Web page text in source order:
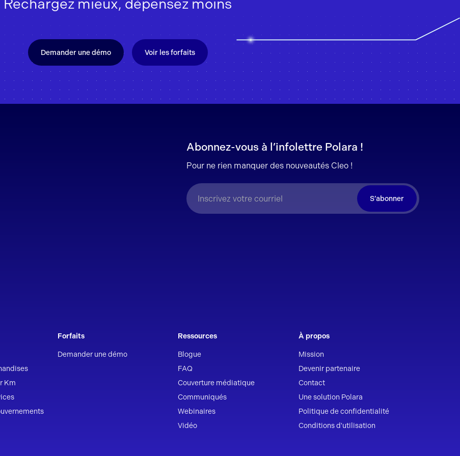
Rechargez mieux, dépensez moins
Demander une démo Voir les forfaits
Abonnez-vous à l’infolettre Polara !
Pour ne rien manquer des nouveautés Cleo !
S’abonner
Km
Forfaits
Demander une démo
Ressources
Blogue
FAQ
Couverture médiatique
Communiqués
Webinaires
Vidéo
À propos
Mission
Devenir partenaire
Contact
Une solution Polara
Politique de confidentialité
Conditions d'utilisation